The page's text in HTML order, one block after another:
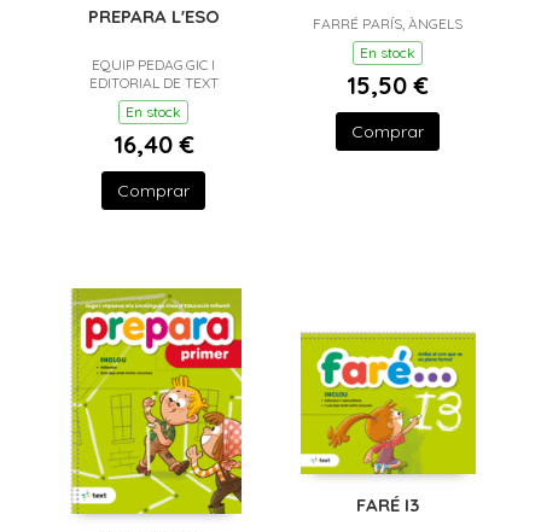
PREPARA L'ESO
EQUIP PEDAG.GIC I
EDITORIAL DE TEXT
En stock
16,40 €
Comprar
FARRÉ PARÍS, ÀNGELS
En stock
15,50 €
Comprar
FARÉ I3